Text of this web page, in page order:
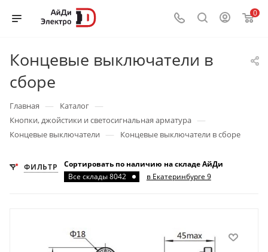
0
Концевые выключатели в
сборе
Главная — Каталог —
Кнопки, джойстики и светосигнальная арматура —
Концевые выключатели — Концевые выключатели в сборе
ФИЛЬТР
Сортировать по наличию на складе АйДи
Все склады 8042
в Екатеринбурге 9